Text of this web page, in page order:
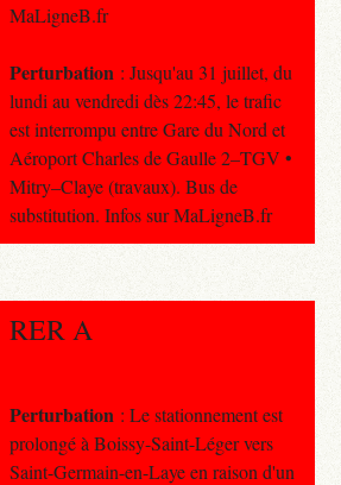
MaLigneB.fr
Perturbation : Jusqu'au 31 juillet, du
lundi au vendredi dès 22:45, le trafic
est interrompu entre Gare du Nord et
Aéroport Charles de Gaulle 2–TGV •
Mitry–Claye (travaux). Bus de
substitution. Infos sur MaLigneB.fr
RER A
Perturbation : Le stationnement est
prolongé à Boissy-Saint-Léger vers
Saint-Germain-en-Laye en raison d'un